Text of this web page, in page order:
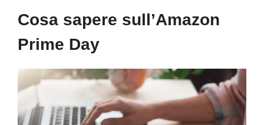
Cosa sapere sull’Amazon
Prime Day